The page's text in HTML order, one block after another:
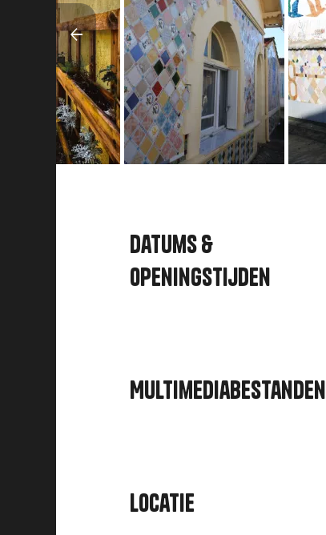
Datums &
openingstijden
Multimediabestanden
Locatie